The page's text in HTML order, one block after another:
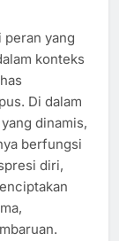
yang
konteks
Di dalam
dinamis,
berfungsi
diri,